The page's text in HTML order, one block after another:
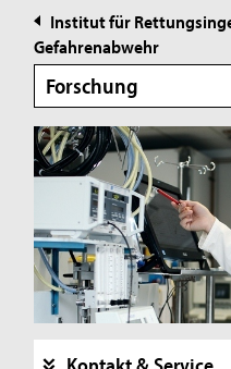
Institut für
Gefahrenabwehr
Forschung